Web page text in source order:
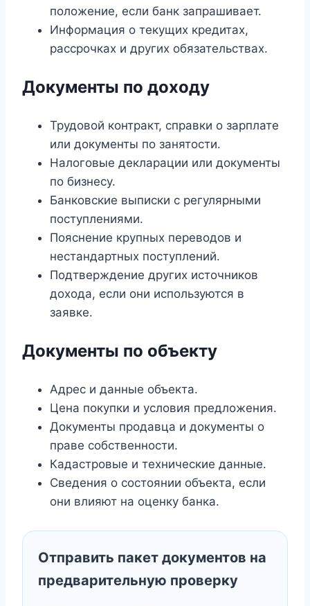
положение, если банк запрашивает.
Информация о текущих кредитах,
рассрочках и других обязательствах.
Документы по доходу
Трудовой контракт, справки о зарплате
или документы по занятости.
Налоговые декларации или документы
по бизнесу.
Банковские выписки с регулярными
поступлениями.
Пояснение крупных переводов и
нестандартных поступлений.
Подтверждение других источников
дохода, если они используются в
заявке.
Документы по объекту
Адрес и данные объекта.
Цена покупки и условия предложения.
Документы продавца и документы о
праве собственности.
Кадастровые и технические данные.
Сведения о состоянии объекта, если
они влияют на оценку банка.
Отправить пакет документов на
предварительную проверку